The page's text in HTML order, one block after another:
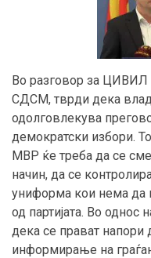
Во разговор за
СДСМ, тврди дека
одолговлекува
демократски избори.
МВР ќе треба да се
начин, да се
униформа кои нема
од партијата. Во
дека се прават
информирање на